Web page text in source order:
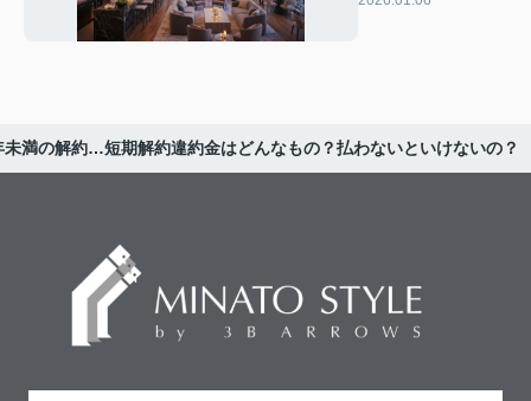
未満の解約…短期解約違約金はどんなもの？払わないといけないの？